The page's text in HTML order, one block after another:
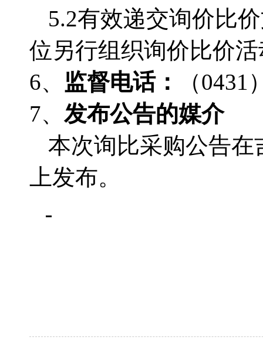
5.2有效递交询价比
位另行组织询价比价
6、 监督电话： （0431
7、 发布公告的媒介
本次询比采购公告
上发布。